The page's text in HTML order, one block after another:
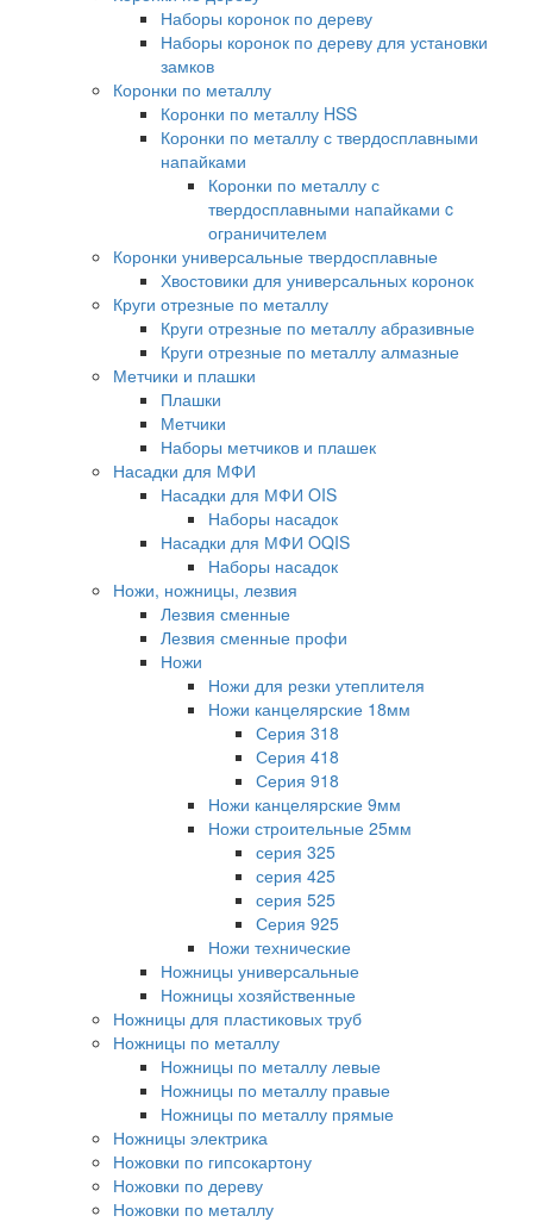
Наборы коронок по дереву
Наборы коронок по дереву для установки
замков
Коронки по металлу
Коронки по металлу HSS
Коронки по металлу с твердосплавными
напайками
Коронки по металлу с
твердосплавными напайками c
ограничителем
Коронки универсальные твердосплавные
Хвостовики для универсальных коронок
Круги отрезные по металлу
Круги отрезные по металлу абразивные
Круги отрезные по металлу алмазные
Метчики и плашки
Плашки
Метчики
Наборы метчиков и плашек
Насадки для МФИ
Насадки для МФИ OIS
Наборы насадок
Насадки для МФИ OQIS
Наборы насадок
Ножи, ножницы, лезвия
Лезвия сменные
Лезвия сменные профи
Ножи
Ножи для резки утеплителя
Ножи канцелярские 18мм
Серия 318
Серия 418
Серия 918
Ножи канцелярские 9мм
Ножи строительные 25мм
серия 325
серия 425
серия 525
Серия 925
Ножи технические
Ножницы универсальные
Ножницы хозяйственные
Ножницы для пластиковых труб
Ножницы по металлу
Ножницы по металлу левые
Ножницы по металлу правые
Ножницы по металлу прямые
Ножницы электрика
Ножовки по гипсокартону
Ножовки по дереву
Ножовки по металлу